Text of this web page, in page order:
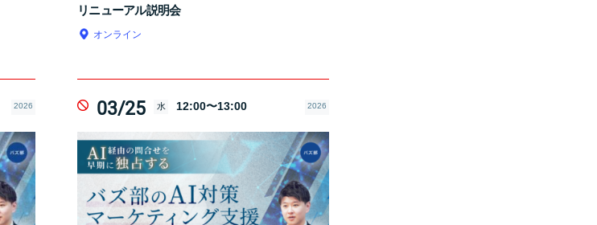
リニューアル説明会
オンライン
2026 03/25 水 12:00〜13:00 2026